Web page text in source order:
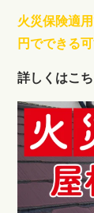
火災保険適
円でできる
詳しくはこ